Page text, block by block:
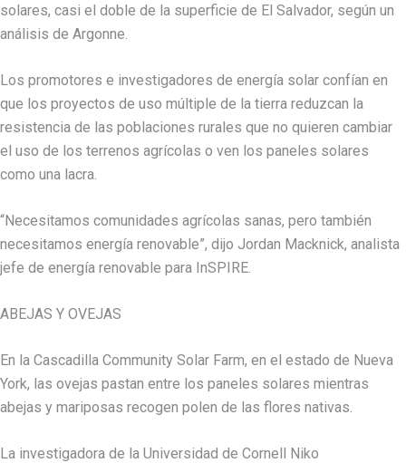
solares, casi el doble de la superficie de El Salvador, según un
análisis de Argonne.
Los promotores e investigadores de energía solar confían en
que los proyectos de uso múltiple de la tierra reduzcan la
resistencia de las poblaciones rurales que no quieren cambiar
el uso de los terrenos agrícolas o ven los paneles solares
como una lacra.
“Necesitamos comunidades agrícolas sanas, pero también
necesitamos energía renovable”, dijo Jordan Macknick, analista
jefe de energía renovable para InSPIRE.
ABEJAS Y OVEJAS
En la Cascadilla Community Solar Farm, en el estado de Nueva
York, las ovejas pastan entre los paneles solares mientras
abejas y mariposas recogen polen de las flores nativas.
La investigadora de la Universidad de Cornell Niko